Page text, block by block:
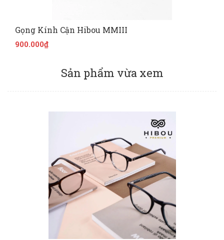
Gọng Kính Cận Hibou MMIII
900.000₫
Sản phẩm vừa xem